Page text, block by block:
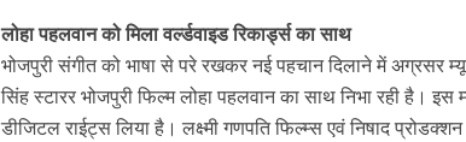
वर्ल्डवाइड रिकॉर्ड्स भोजपुरी का नया धमाकेदार गाना
p
p
o
k
m g
er
n
लोहा पहलवान को मिला वर्ल्डवाइड रिकार्ड्स का साथ
भोजपुरी संगीत को भाषा से परे रखकर नई पहचान दिलाने में अग्रसर
सिंह स्टारर भोजपुरी फिल्म लोहा पहलवान का साथ निभा रही
डीजिटल राईट्स लिया है। लक्ष्मी गणपति फिल्म्स एवं निषाद